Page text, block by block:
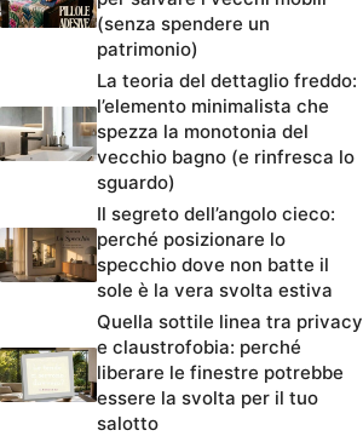
(senza spendere un
patrimonio)
La teoria del dettaglio freddo:
l’elemento minimalista che
spezza la monotonia del
vecchio bagno (e rinfresca lo
sguardo)
Il segreto dell’angolo cieco:
perché posizionare lo
specchio dove non batte il
sole è la vera svolta estiva
Quella sottile linea tra privacy
e claustrofobia: perché
liberare le finestre potrebbe
essere la svolta per il tuo
salotto